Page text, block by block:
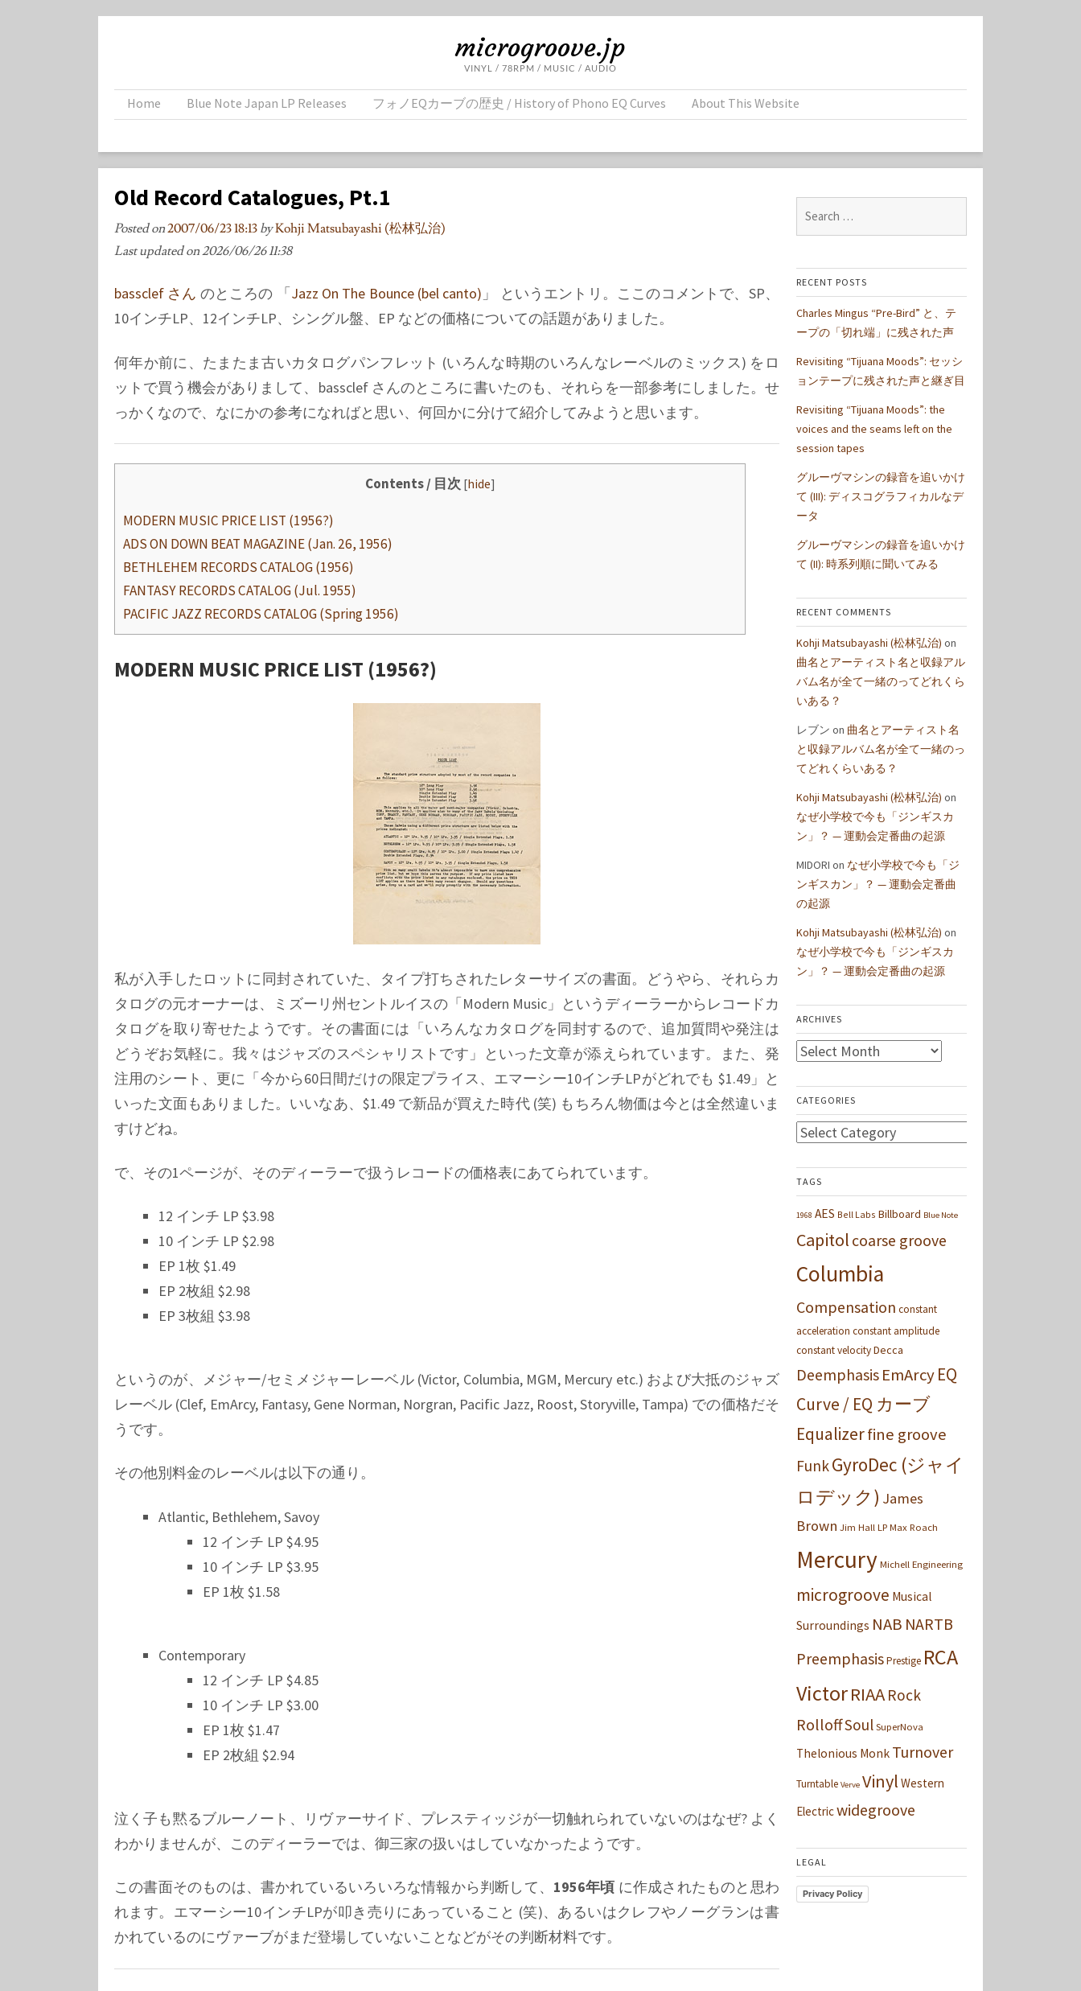
microgroove.jp
VINYL / 78RPM / MUSIC / AUDIO
Home Blue Note Japan LP Releases フォノEQカーブの歴史 / History of Phono EQ Curves About This Website
Old Record Catalogues, Pt.1
Posted on2007/06/23 18:13 byKohji Matsubayashi (松林弘治)
Last updated on2026/06/26 11:38
bassclef さん のところの 「Jazz On The Bounce (bel canto) 」 というエントリ。ここのコメントで、SP、
10インチLP、12インチLP、シングル盤、EP などの価格についての話題がありました。
何年か前に、たまたま古いカタログパンフレット (いろんな時期のいろんなレーベルのミックス) をロ
ットで買う機会がありまして、bassclef さんのところに書いたのも、それらを一部参考にしました。せ
っかくなので、なにかの参考になればと思い、何回かに分けて紹介してみようと思います。
Contents / 目次 [hide]
MODERN MUSIC PRICE LIST (1956?)
ADS ON DOWN BEAT MAGAZINE (Jan. 26, 1956)
BETHLEHEM RECORDS CATALOG (1956)
FANTASY RECORDS CATALOG (Jul. 1955)
PACIFIC JAZZ RECORDS CATALOG (Spring 1956)
MODERN MUSIC PRICE LIST (1956?)
私が入手したロットに同封されていた、タイプ打ちされたレターサイズの書面。どうやら、それらカ
タログの元オーナーは、ミズーリ州セントルイスの「Modern Music 」というディーラーからレコードカ
タログを取り寄せたようです。その書面には「いろんなカタログを同封するので、追加質問や発注は
どうぞお気軽に。我々はジャズのスペシャリストです」といった文章が添えられています。また、発
注用のシート、更に「今から60日間だけの限定プライス、エマーシー10インチLPがどれでも $1.49」と
いった文面もありました。いいなあ、$1.49 で新品が買えた時代 (笑) もちろん物価は今とは全然違いま
すけどね。
で、その1ページが、そのディーラーで扱うレコードの価格表にあてられています。
12 インチ LP $3.98
10 インチ LP $2.98
EP 1枚 $1.49
EP 2枚組 $2.98
EP 3枚組 $3.98
というのが、メジャー/セミメジャーレーベル (Victor, Columbia, MGM, Mercury etc.) および大抵のジャズ
レーベル (Clef, EmArcy, Fantasy, Gene Norman, Norgran, Pacific Jazz, Roost, Storyville, Tampa) での価格だそ
うです。
その他別料金のレーベルは以下の通り。
Atlantic, Bethlehem, Savoy
12 インチ LP $4.95
10 インチ LP $3.95
EP 1枚 $1.58
Contemporary
12 インチ LP $4.85
10 インチ LP $3.00
EP 1枚 $1.47
EP 2枚組 $2.94
泣く子も黙るブルーノート、リヴァーサイド、プレスティッジが一切触れられていないのはなぜ? よく
わかりませんが、このディーラーでは、御三家の扱いはしていなかったようです。
この書面そのものは、書かれているいろいろな情報から判断して、 1956年頃 に作成されたものと思わ
れます。エマーシー10インチLPが叩き売りにあっていること (笑)、あるいはクレフやノーグランは書
かれているのにヴァーブがまだ登場していないことなどがその判断材料です。
for:
RECENT POSTS
Charles Mingus “Pre-Bird” と、テ
ープの「切れ端」に残された声
Revisiting “Tijuana Moods”: セッシ
ョンテープに残された声と継ぎ目
Revisiting “Tijuana Moods”: the
voices and the seams left on the
session tapes
グルーヴマシンの録音を追いかけ
て (III): ディスコグラフィカルなデ
ータ
グルーヴマシンの録音を追いかけ
て (II): 時系列順に聞いてみる
RECENT COMMENTS
Kohji Matsubayashi (松林弘治) on
曲名とアーティスト名と収録アル
バム名が全て一緒のってどれくら
いある？
レブン on 曲名とアーティスト名
と収録アルバム名が全て一緒のっ
てどれくらいある？
Kohji Matsubayashi (松林弘治) on
なぜ小学校で今も「ジンギスカ
ン」？ — 運動会定番曲の起源
MIDORI on なぜ小学校で今も「ジ
ンギスカン」？ — 運動会定番曲
の起源
Kohji Matsubayashi (松林弘治) on
なぜ小学校で今も「ジンギスカ
ン」？ — 運動会定番曲の起源
ARCHIVES
Archives
CATEGORIES
Categories
TAGS
1968 AES Bell Labs Billboard Blue Note
Capitol coarse groove
Columbia
Compensation constant
acceleration constant amplitude
constant velocityDecca
Deemphasis EmArcyEQ
Curve / EQ カーブ
Equalizerfine groove
FunkGyroDec (ジャイ
ロデック) James
Brown Jim Hall LP Max Roach
Mercury Michell Engineering
microgroove Musical
Surroundings NAB NARTB
PreemphasisPrestige RCA
VictorRIAA Rock
RolloffSoul SuperNova
Thelonious Monk Turnover
Turntable Verve Vinyl Western
Electricwidegroove
LEGAL
Privacy Policy